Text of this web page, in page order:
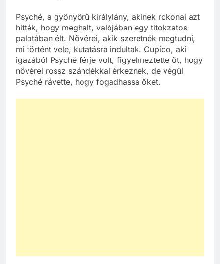
Psyché, a gyönyörű királylány, akinek rokonai azt
hitték, hogy meghalt, valójában egy titokzatos
palotában élt. Nővérei, akik szeretnék megtudni,
mi történt vele, kutatásra indultak. Cupido, aki
igazából Psyché férje volt, figyelmeztette őt, hogy
nővérei rossz szándékkal érkeznek, de végül
Psyché rávette, hogy fogadhassa őket.